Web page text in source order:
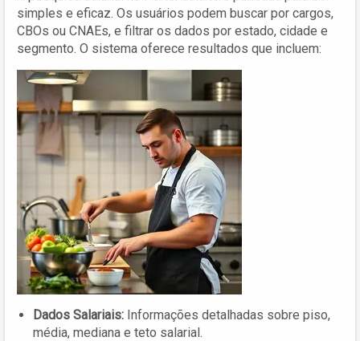
simples e eficaz. Os usuários podem buscar por cargos,
CBOs ou CNAEs, e filtrar os dados por estado, cidade e
segmento. O sistema oferece resultados que incluem:
Dados Salariais: Informações detalhadas sobre piso,
média, mediana e teto salarial.